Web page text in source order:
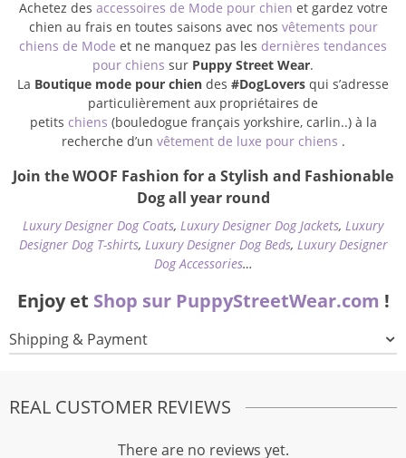
Achetez des accessoires de Mode pour chien et gardez votre
chien au frais en toutes saisons avec nos vêtements pour
chiens de Mode et ne manquez pas les dernières tendances
pour chiens sur Puppy Street Wear.
La Boutique mode pour chien des #DogLovers qui s’adresse
particulièrement aux propriétaires de
petits chiens (bouledogue français yorkshire, carlin..) à la
recherche d’un vêtement de luxe pour chiens .
Join the WOOF Fashion for a Stylish and Fashionable
Dog all year round
Luxury Designer Dog Coats, Luxury Designer Dog Jackets, Luxury
Designer Dog T-shirts, Luxury Designer Dog Beds, Luxury Designer
Dog Accessories…
Enjoy et Shop sur PuppyStreetWear.com !
Shipping & Payment
REAL CUSTOMER REVIEWS
There are no reviews yet.